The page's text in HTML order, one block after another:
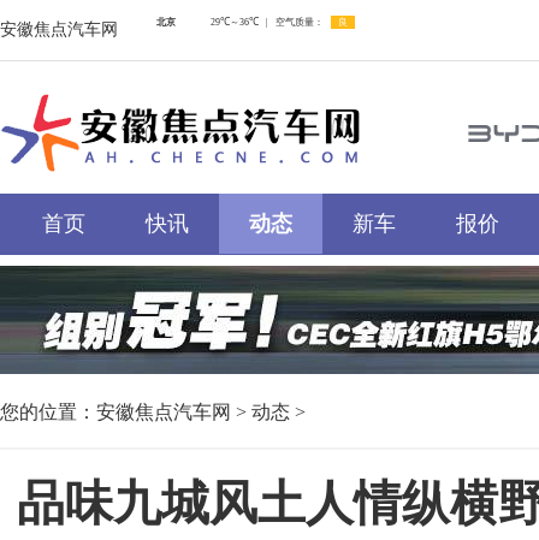
安徽焦点汽车网
首页 快讯 动态 新车 报价
您的位置： 安徽焦点汽车网 > 动态 >
品味九城风土人情纵横